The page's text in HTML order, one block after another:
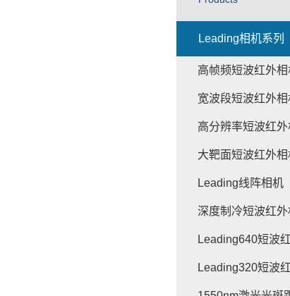
Leading相机系列
高帧频短波红外相
宽波段短波红外相
高分辨率短波红
大靶面短波红外相
Leading线阵相机
深度制冷短波红
Leading640短波
Leading320短波